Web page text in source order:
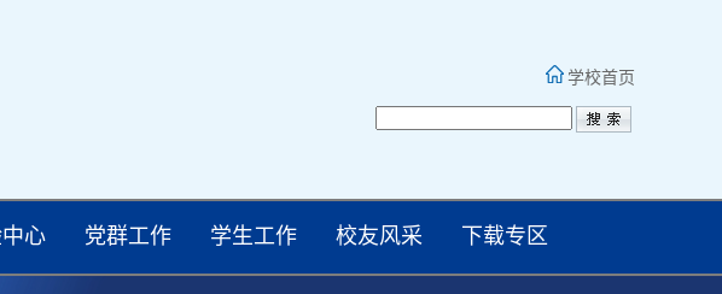
学校首页
心 党群工作 学生工作 校友风采 下载专区